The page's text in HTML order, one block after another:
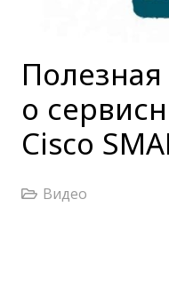
о
Cisco
Видео